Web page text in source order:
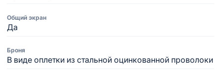
Общий экран
Да
Броня
В виде оплетки из стальной оцинкованной проволоки